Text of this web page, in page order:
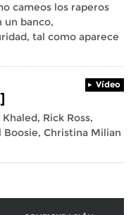
cameos los raperos
un banco,
tal como aparece
Vídeo
Rick Ross,
Boosie, Christina Milian